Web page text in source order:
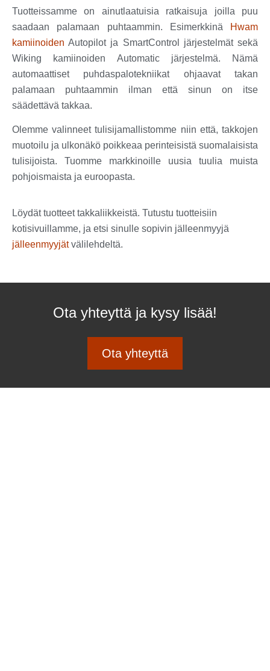
Tuotteissamme on ainutlaatuisia ratkaisuja joilla puu
saadaan palamaan puhtaammin. Esimerkkinä
Hwam
kamiinoiden Autopilot ja SmartControl järjestelmät sekä
Wiking kamiinoiden Automatic järjestelmä. Nämä
automaattiset puhdaspalotekniikat ohjaavat takan
palamaan puhtaammin ilman että sinun on itse
säädettävä takkaa.
Olemme valinneet tulisijamallistomme niin että, takkojen
muotoilu ja ulkonäkö poikkeaa perinteisistä suomalaisista
tulisijoista. Tuomme markkinoille uusia tuulia muista
pohjoismaista ja euroopasta.
Löydät tuotteet takkaliikkeistä. Tutustu tuotteisiin
kotisivuillamme, ja etsi sinulle sopivin jälleenmyyjä
jälleenmyyjätvälilehdeltä.
Ota yhteyttä ja kysy lisää!
Ota yhteyttä